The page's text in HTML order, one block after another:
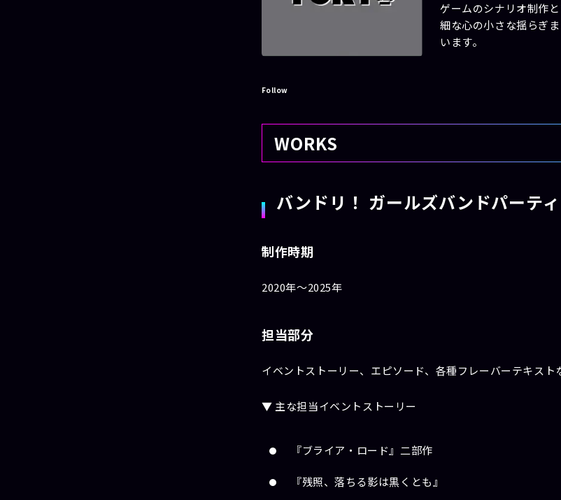
Follow
ゲームのシナリオ制作
細な心の小さな揺らぎ
います。
WORKS
バンドリ！ ガールズバンドパーティ
制作時期
2020年〜2025年
担当部分
イベントストーリー、エピソード、各種フレーバーテキスト
▼ 主な担当イベントストーリー
『ブライア・ロード』二部作
『残照、落ちる影は黒くとも』